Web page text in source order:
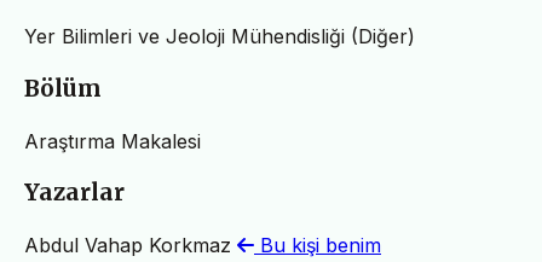
Yer Bilimleri ve Jeoloji Mühendisliği (Diğer)
Bölüm
Araştırma Makalesi
Yazarlar
Abdul Vahap Korkmaz
Bu kişi benim